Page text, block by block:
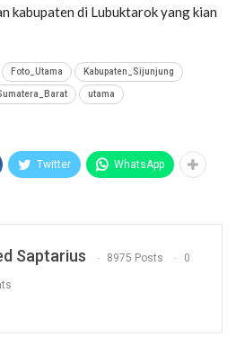
kabupaten di Lubuktarok yang kian
Foto_Utama Kabupaten_Sijunjung
utama
Twitter WhatsApp
Saptarius 8975 Posts 0